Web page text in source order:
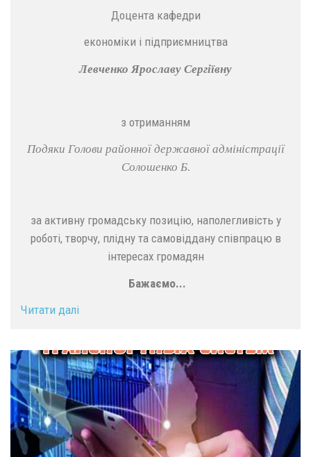
Доцента кафедри
економіки і підприємництва
Левченко Ярославу Сергіївну
з отриманням
Подяки Голови районної державної адміністрації
Солошенко Б.
за активну громадську позицію, наполегливість у
роботі, творчу, плідну та самовіддану співпрацю в
інтересах громадян
Бажаємо...
Читати далі